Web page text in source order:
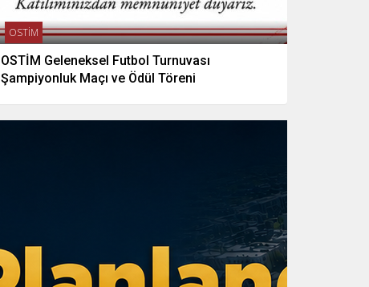
OSTİM
OSTİM Geleneksel Futbol Turnuvası
Şampiyonluk Maçı ve Ödül Töreni